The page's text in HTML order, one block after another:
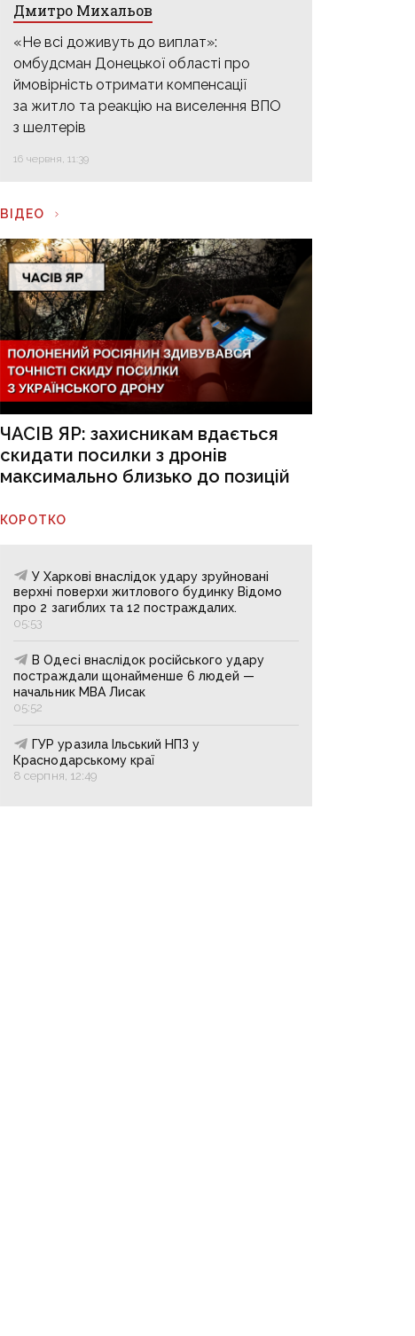
Дмитро Михальов
«Не всі доживуть до виплат»:
омбудсман Донецької області про
ймовірність отримати компенсації
за житло та реакцію на виселення ВПО
з шелтерів
16 червня, 11:39
ВІДЕО
ЧАСІВ ЯР: захисникам вдається
скидати посилки з дронів
максимально близько до позицій
КОРОТКО
У Харкові внаслідок удару зруйновані
верхні поверхи житлового будинку Відомо
про 2 загиблих та 12 постраждалих.
05:53
В Одесі внаслідок російського удару
постраждали щонайменше 6 людей —
начальник МВА Лисак
05:52
ГУР уразила Ільський НПЗ у
Краснодарському краї
8 серпня, 12:49